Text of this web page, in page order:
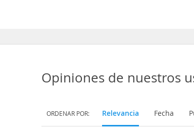
Opiniones de nuestros
ORDENAR POR: Relevancia Fecha